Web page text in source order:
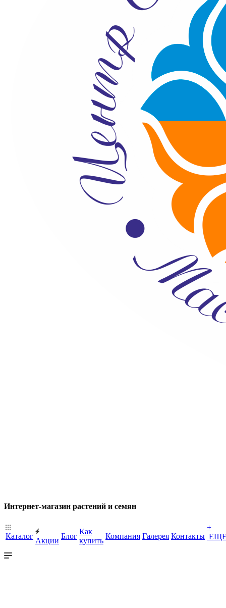
Интернет-магазин растений и семян
Каталог
Акции
Блог
Как
купить
Компания Галерея Контакты
+